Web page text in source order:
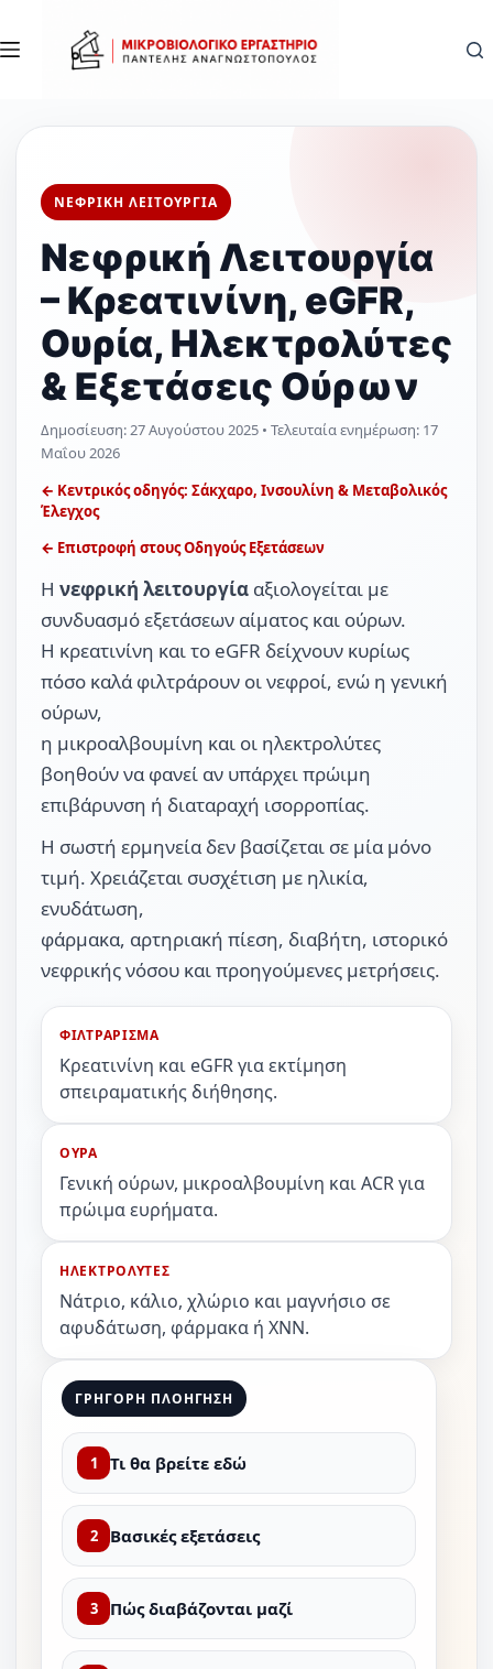
στο
περιεχόμενο
ΝΕΦΡΙΚΗ ΛΕΙΤΟΥΡΓΙΑ
Νεφρική Λειτουργία
– Κρεατινίνη, eGFR,
Ουρία, Ηλεκτρολύτες
& Εξετάσεις Ούρων
Δημοσίευση:27 Αυγούστου 2025 • Τελευταία ενημέρωση: 17
Μαΐου 2026
← Κεντρικός οδηγός: Σάκχαρο, Ινσουλίνη & Μεταβολικός
Έλεγχος
← Επιστροφή στους Οδηγούς Εξετάσεων
Η νεφρική λειτουργία αξιολογείται με
συνδυασμό εξετάσεων αίματος και ούρων.
Η κρεατινίνη και το eGFR δείχνουν κυρίως
πόσο καλά φιλτράρουν οι νεφροί, ενώ η γενική
ούρων,
η μικροαλβουμίνη και οι ηλεκτρολύτες
βοηθούν να φανεί αν υπάρχει πρώιμη
επιβάρυνση ή διαταραχή ισορροπίας.
Η σωστή ερμηνεία δεν βασίζεται σε μία μόνο
τιμή. Χρειάζεται συσχέτιση με ηλικία,
ενυδάτωση,
φάρμακα, αρτηριακή πίεση, διαβήτη, ιστορικό
νεφρικής νόσου και προηγούμενες μετρήσεις.
ΦΙΛΤΡΑΡΙΣΜΑ
Κρεατινίνη και eGFR για εκτίμηση
σπειραματικής διήθησης.
ΟΥΡΑ
Γενική ούρων, μικροαλβουμίνη και ACR για
πρώιμα ευρήματα.
ΗΛΕΚΤΡΟΛΥΤΕΣ
Νάτριο, κάλιο, χλώριο και μαγνήσιο σε
αφυδάτωση, φάρμακα ή ΧΝΝ.
ΓΡΗΓΟΡΗ ΠΛΟΗΓΗΣΗ
1 Τι θα βρείτε εδώ
2 Βασικές εξετάσεις
3 Πώς διαβάζονται μαζί